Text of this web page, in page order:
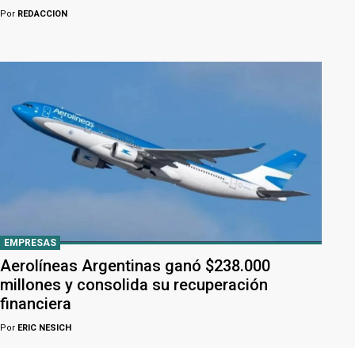
Por REDACCION
EMPRESAS
Aerolíneas Argentinas ganó $238.000
millones y consolida su recuperación
financiera
Por ERIC NESICH